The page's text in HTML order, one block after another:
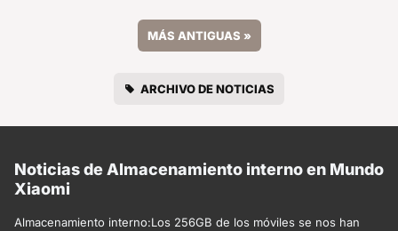
MÁS ANTIGUAS »
ARCHIVO DE NOTICIAS
Noticias de Almacenamiento interno en Mundo
Xiaomi
Almacenamiento interno:Los 256GB de los móviles se nos han